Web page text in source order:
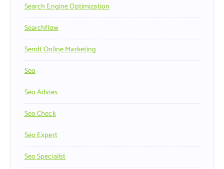
Search Engine Optimization
Searchflow
Sendt Online Marketing
Seo
Seo Advies
Seo Check
Seo Expert
Seo Specialist